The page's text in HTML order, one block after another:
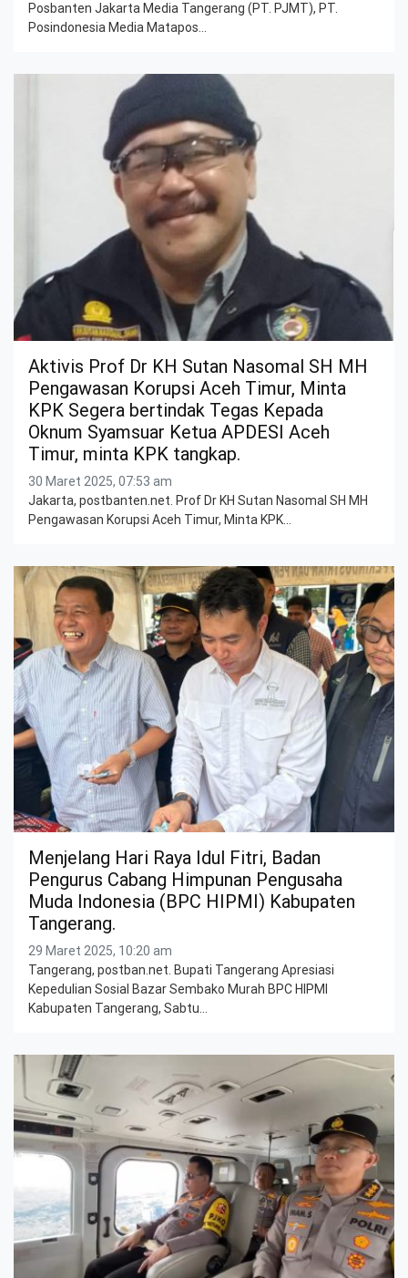
Posbanten Jakarta Media Tangerang (PT. PJMT), PT.
Posindonesia Media Matapos…
Aktivis Prof Dr KH Sutan Nasomal SH MH
Pengawasan Korupsi Aceh Timur, Minta
KPK Segera bertindak Tegas Kepada
Oknum Syamsuar Ketua APDESI Aceh
Timur, minta KPK tangkap.
30 Maret 2025, 07:53 am
Jakarta, postbanten.net. Prof Dr KH Sutan Nasomal SH MH
Pengawasan Korupsi Aceh Timur, Minta KPK…
Menjelang Hari Raya Idul Fitri, Badan
Pengurus Cabang Himpunan Pengusaha
Muda Indonesia (BPC HIPMI) Kabupaten
Tangerang.
29 Maret 2025, 10:20 am
Tangerang, postban.net. Bupati Tangerang Apresiasi
Kepedulian Sosial Bazar Sembako Murah BPC HIPMI
Kabupaten Tangerang, Sabtu…